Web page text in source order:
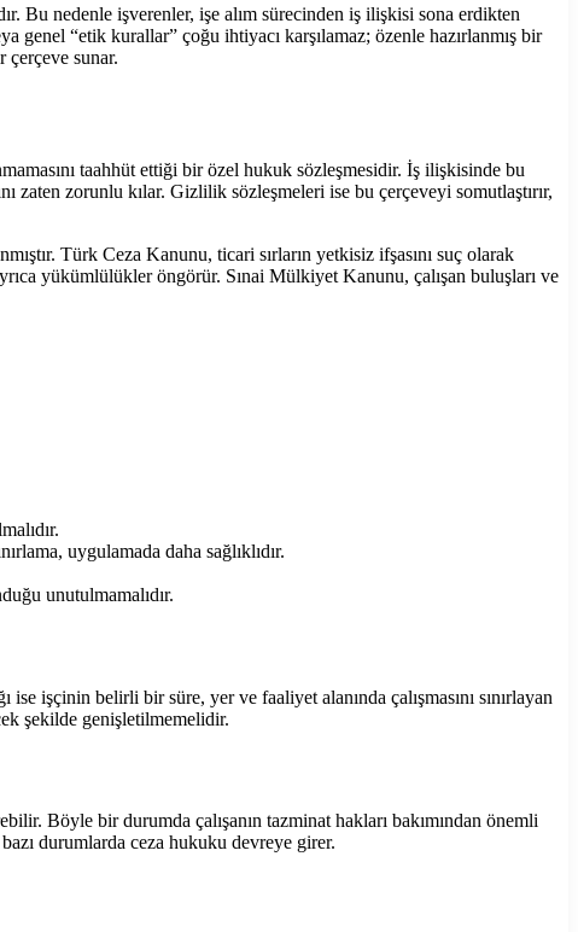
Bu nedenle işverenler, işe alım sürecinden iş ilişkisi sona erdikten
“etik kurallar” çoğu ihtiyacı karşılamaz; özenle hazırlanmış bir
çerçeve sunar.
taahhüt ettiği bir özel hukuk sözleşmesidir. İş ilişkisinde bu
zaten zorunlu kılar. Gizlilik sözleşmeleri ise bu çerçeveyi somutlaştırır,
Türk Ceza Kanunu, ticari sırların yetkisiz ifşasını suç olarak
yükümlülükler öngörür. Sınai Mülkiyet Kanunu, çalışan buluşları ve
uygulamada daha sağlıklıdır.
unutulmamalıdır.
ise işçinin belirli bir süre, yer ve faaliyet alanında çalışmasını sınırlayan
şekilde genişletilmemelidir.
Böyle bir durumda çalışanın tazminat hakları bakımından önemli
durumlarda ceza hukuku devreye girer.